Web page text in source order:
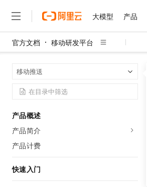
大模型 产品
官方文档 移动研发平台
移动推送
产品概述
产品简介
产品计费
快速入门
大模型
产品
精选产品
人工智能与机器学习
容器
解决方案
精选解决方案
AI
大数据
权益
定价
云市场
伙伴
服务
了解阿里云